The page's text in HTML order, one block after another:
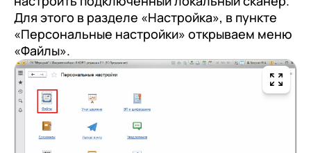
Для этого в разделе «Настройка», в пункте
«Персональные настройки» открываем меню
«Файлы».
1С:CRM
Лицензии 1С
Сервисы 1С
1С-ЭДО
1С:Контрагент
1С-Отчетность